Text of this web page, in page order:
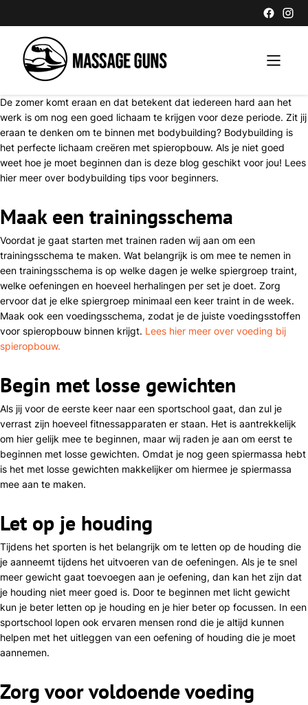
De zomer komt eraan en dat betekent dat iedereen hard aan het
werk is om nog een goed lichaam te krijgen voor deze periode. Zit jij
eraan te denken om te binnen met bodybuilding? Bodybuilding is
het perfecte lichaam creëren met spieropbouw. Als je niet goed
weet hoe je moet beginnen dan is deze blog geschikt voor jou! Lees
hier meer over bodybuilding tips voor beginners.
Maak een trainingsschema
Voordat je gaat starten met trainen raden wij aan om een
trainingsschema te maken. Wat belangrijk is om mee te nemen in
een trainingsschema is op welke dagen je welke spiergroep traint,
welke oefeningen en hoeveel herhalingen per set je doet. Zorg
ervoor dat je elke spiergroep minimaal een keer traint in de week.
Maak ook een voedingsschema, zodat je de juiste voedingsstoffen
voor spieropbouw binnen krijgt. Lees hier meer over voeding bij
spieropbouw.
Begin met losse gewichten
Als jij voor de eerste keer naar een sportschool gaat, dan zul je
verrast zijn hoeveel fitnessapparaten er staan. Het is aantrekkelijk
om hier gelijk mee te beginnen, maar wij raden je aan om eerst te
beginnen met losse gewichten. Omdat je nog geen spiermassa hebt
is het met losse gewichten makkelijker om hiermee je spiermassa
mee aan te maken.
Let op je houding
Tijdens het sporten is het belangrijk om te letten op de houding die
je aanneemt tijdens het uitvoeren van de oefeningen. Als je te snel
meer gewicht gaat toevoegen aan je oefening, dan kan het zijn dat
je houding niet meer goed is. Door te beginnen met licht gewicht
kun je beter letten op je houding en je hier beter op focussen. In een
sportschool lopen ook ervaren mensen rond die je altijd kunnen
helpen met het uitleggen van een oefening of houding die je moet
aannemen.
Zorg voor voldoende voeding